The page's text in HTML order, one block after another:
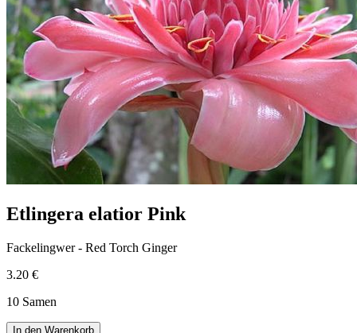
Etlingera elatior Pink
Fackelingwer - Red Torch Ginger
3.20 €
10 Samen
In den Warenkorb